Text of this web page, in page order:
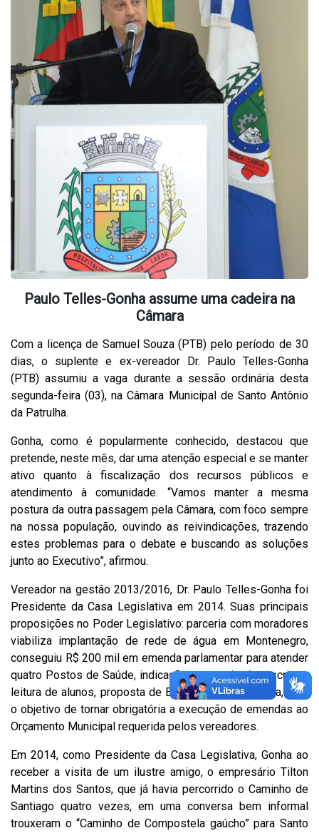
Paulo Telles-Gonha assume uma cadeira na
Câmara
Com a licença de Samuel Souza (PTB) pelo período de 30
dias, o suplente e ex-vereador Dr. Paulo Telles-Gonha
(PTB) assumiu a vaga durante a sessão ordinária desta
segunda-feira (03), na Câmara Municipal de Santo Antônio
da Patrulha.
Gonha, como é popularmente conhecido, destacou que
pretende, neste mês, dar uma atenção especial e se manter
ativo quanto à fiscalização dos recursos públicos e
atendimento à comunidade. “Vamos manter a mesma
postura da outra passagem pela Câmara, com foco sempre
na nossa população, ouvindo as reivindicações, trazendo
estes problemas para o debate e buscando as soluções
junto ao Executivo”, afirmou.
Vereador na gestão 2013/2016, Dr. Paulo Telles-Gonha foi
Presidente da Casa Legislativa em 2014. Suas principais
proposições no Poder Legislativo:parceria com moradores
viabiliza implantação de rede de água em Montenegro,
conseguiu R$ 200 mil em emenda parlamentar para atender
quatro Postos de Saúde, indicação para estimular escrita e
leitura de alunos, proposta de Emenda a Lei Orgânica, com
o objetivo de tornar obrigatória a execução de emendas ao
Orçamento Municipal requerida pelos vereadores.
Em 2014, como Presidente da Casa Legislativa, Gonha ao
receber a visita de um ilustre amigo, o empresário Tilton
Martins dos Santos, que já havia percorrido o Caminho de
Santiago quatro vezes, em uma conversa bem informal
trouxeram o “Caminho de Compostela gaúcho” para Santo